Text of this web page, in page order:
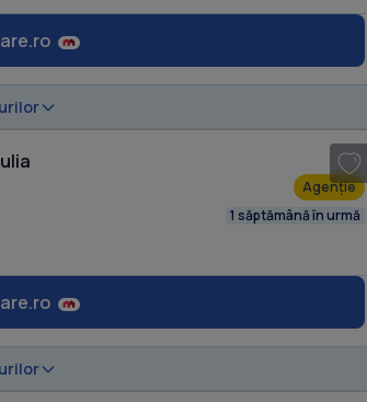
Agenție
1 săptămână în urmă